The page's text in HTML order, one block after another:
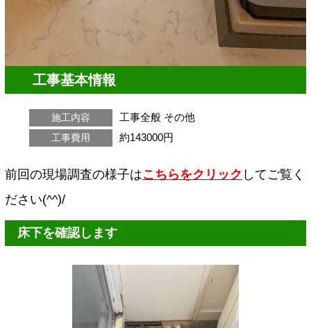
工事基本情報
施工内容 工事全般 その他
工事費用 約143000円
前回の現場調査の様子はこちらをクリック してご覧く
ださい(^^)/
床下を確認します